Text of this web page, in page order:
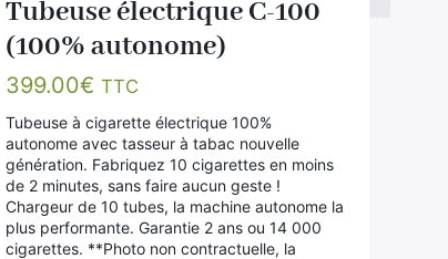
Tubeuse électrique C-100
(100% autonome)
399.00€ TTC
Tubeuse à cigarette électrique 100%
autonome avec tasseur à tabac nouvelle
génération. Fabriquez 10 cigarettes en moins
de 2 minutes, sans faire aucun geste !
Chargeur de 10 tubes, la machine autonome la
plus performante. Garantie 2 ans ou 14 000
cigarettes. **Photo non contractuelle, la